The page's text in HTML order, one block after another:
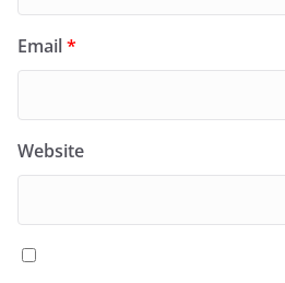
Email*
Website